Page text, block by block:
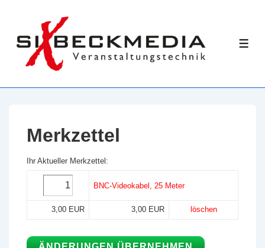
Inhalt
Merkzettel
Ihr Aktueller Merkzettel:
BNC-Videokabel, 25 Meter
3,00 EUR 3,00 EUR löschen